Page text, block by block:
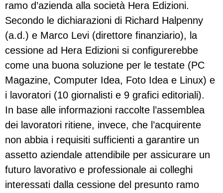
ramo d’azienda alla società Hera Edizioni.
Secondo le dichiarazioni di Richard Halpenny
(a.d.) e Marco Levi (direttore finanziario), la
cessione ad Hera Edizioni si configurerebbe
come una buona soluzione per le testate (PC
Magazine, Computer Idea, Foto Idea e Linux) e
i lavoratori (10 giornalisti e 9 grafici editoriali).
In base alle informazioni raccolte l’assemblea
dei lavoratori ritiene, invece, che l’acquirente
non abbia i requisiti sufficienti a garantire un
assetto aziendale attendibile per assicurare un
futuro lavorativo e professionale ai colleghi
interessati dalla cessione del presunto ramo